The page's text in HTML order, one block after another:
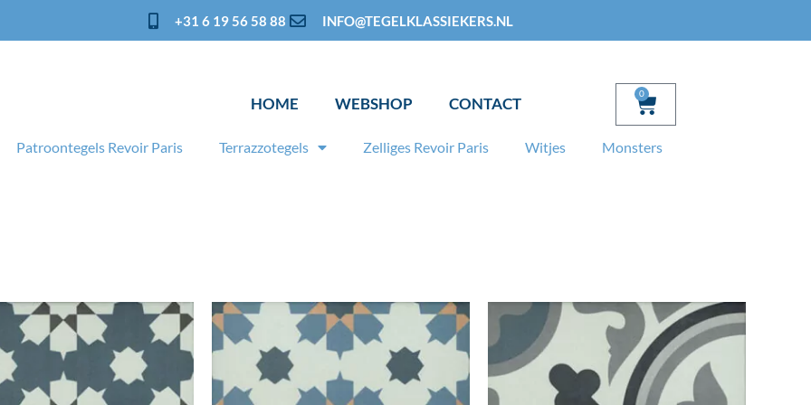
+31 6 19 56 58 88 INFO@TEGELKLASSIEKERS.NL
HOME WEBSHOP CONTACT
0
Winkelwagen
Patroontegels Revoir Paris Terrazzotegels Zelliges Revoir Paris Witjes Monsters